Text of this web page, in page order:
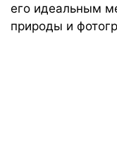
его идеальным
природы и